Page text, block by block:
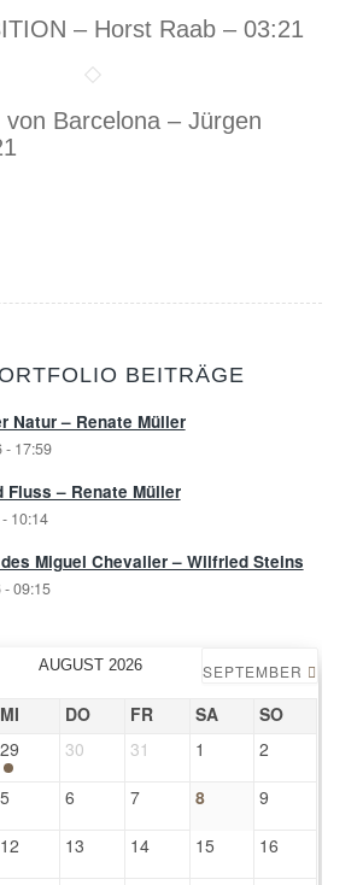
– Horst Raab – 03:21
von Barcelona – Jürgen
BEITRÄGE
Natur – Renate Müller
- 17:59
Fluss – Renate Müller
10:14
Miguel Chevalier – Wilfried Steins
- 09:15
AUGUST 2026 SEPTEMBER
MI DO FR SA
SO
29 30 31 1
2
5 6 7 8
9
12 13 14 15
16